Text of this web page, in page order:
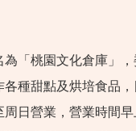
為「桃園文化倉庫」
種甜點及烘培食品，
周日營業，營業時間